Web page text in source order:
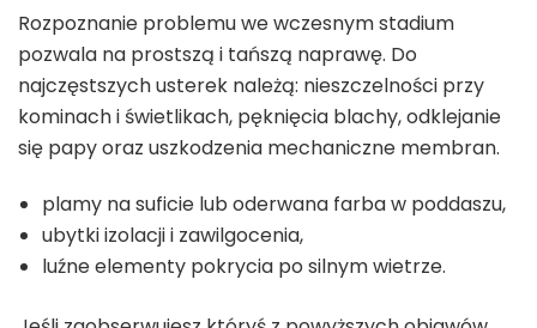
Rozpoznanie problemu we wczesnym stadium
pozwala na prostszą i tańszą naprawę. Do
najczęstszych usterek należą: nieszczelności przy
kominach i świetlikach, pęknięcia blachy, odklejanie
się papy oraz uszkodzenia mechaniczne membran.
plamy na suficie lub oderwana farba w poddaszu,
ubytki izolacji i zawilgocenia,
luźne elementy pokrycia po silnym wietrze.